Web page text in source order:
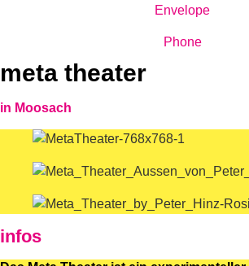
Envelope
Phone
meta theater
in Moosach
infos